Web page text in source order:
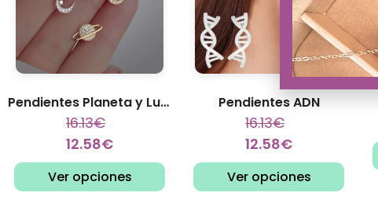
Pendientes Planeta y Luna
16.13€
12.58€
Ver opciones
Pendientes ADN
16.13€
12.58€
Ver opciones